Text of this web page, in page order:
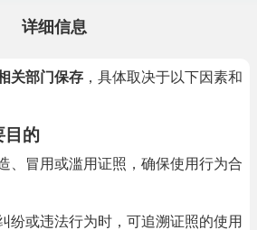
详细信息
关部门保存 ，具体取决于以下因素和
目的
、冒用或滥用证照，确保使用行为合
纷或违法行为时，可追溯证照的使用